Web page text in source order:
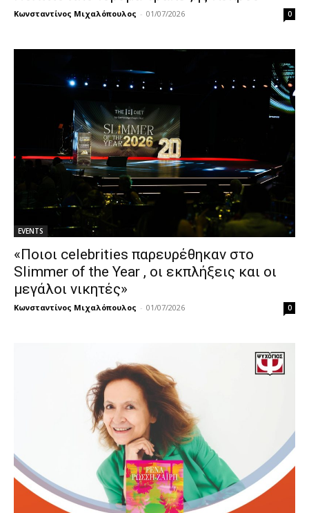
Κωνσταντίνος Μιχαλόπουλος - 01/07/2026 0
EVENTS
«Ποιοι celebrities παρευρέθηκαν στο
Slimmer of the Year , οι εκπλήξεις και οι
μεγάλοι νικητές»
Κωνσταντίνος Μιχαλόπουλος - 01/07/2026 0